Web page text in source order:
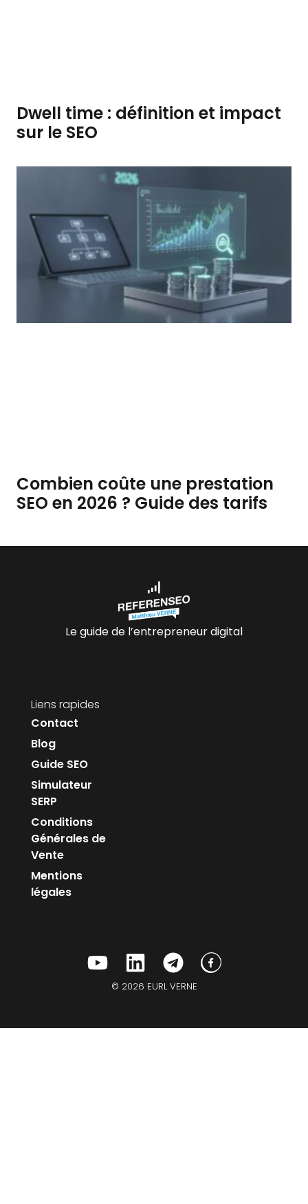
Dwell time : définition et impact
sur le SEO
Combien coûte une prestation
SEO en 2026 ? Guide des tarifs
Le guide de l’entrepreneur digital
Liens rapides
Contact
Blog
Guide SEO
Simulateur
SERP
Conditions
Générales de
Vente
Mentions
légales
© 2026 EURL VERNE